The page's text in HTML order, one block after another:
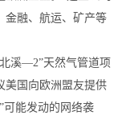
金融、航运、矿产等
溪—2”天然气管道项
美国向欧洲盟友提供
可能发动的网络袭